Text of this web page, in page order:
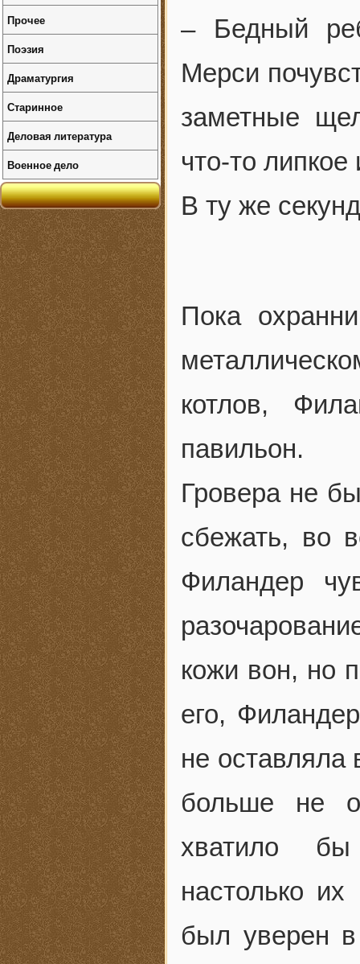
– Бедный
Мерси
заметные
что-то
В ту же
Пока
котлов,
павильон.
Гровера не
сбежать, во
Филандер
кожи вон, но
его,
не оставляла
больше не
хватило бы
настолько
был уверен
Прочее
Поэзия
Драматургия
Старинное
Деловая литература
Военное дело